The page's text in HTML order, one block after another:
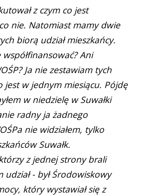
z czym co jest
nie. Natomiast mamy dwie
biorą udział mieszkańcy.
Ani
Ja nie zestawiam tych
jest w jednym miesiącu. Pójdę
w niedzielę w Suwałki
radny ja żadnego
nie widziałem, tylko
Suwałk.
z jednej strony brali
- był Środowiskowy
który wystawiał się z